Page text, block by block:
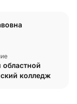
областной
колледж